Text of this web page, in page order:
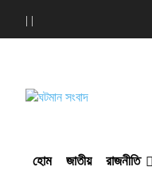
| |
হোম জাতীয় রাজনীতি